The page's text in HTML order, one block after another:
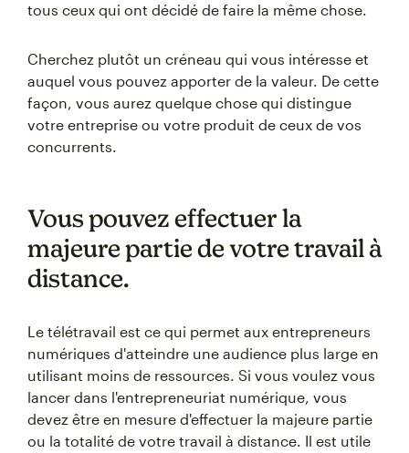
tous ceux qui ont décidé de faire la même chose.
Cherchez plutôt un créneau qui vous intéresse et
auquel vous pouvez apporter de la valeur. De cette
façon, vous aurez quelque chose qui distingue
votre entreprise ou votre produit de ceux de vos
concurrents.
Vous pouvez effectuer la
majeure partie de votre travail à
distance.
Le télétravail est ce qui permet aux entrepreneurs
numériques d'atteindre une audience plus large en
utilisant moins de ressources. Si vous voulez vous
lancer dans l'entrepreneuriat numérique, vous
devez être en mesure d'effectuer la majeure partie
ou la totalité de votre travail à distance. Il est utile